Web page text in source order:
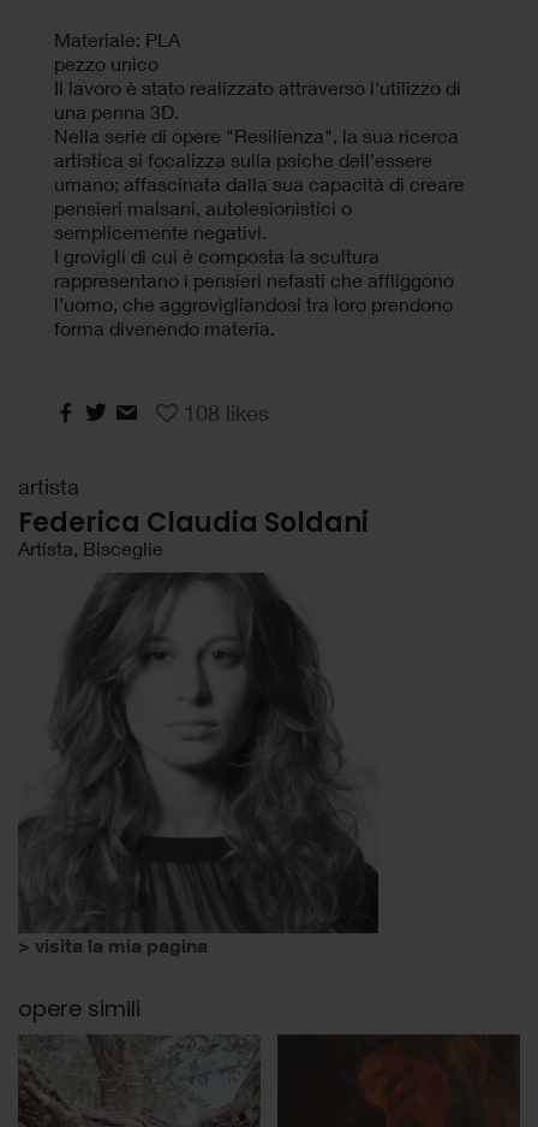
Materiale: PLA
pezzo unico
Il lavoro è stato realizzato attraverso l'utilizzo di
una penna 3D.
Nella serie di opere "Resilienza", la sua ricerca
artistica si focalizza sulla psiche dell’essere
umano; affascinata dalla sua capacità di creare
pensieri malsani, autolesionistici o
semplicemente negativi.
I grovigli di cui è composta la scultura
rappresentano i pensieri nefasti che affliggono
l’uomo, che aggrovigliandosi tra loro prendono
forma divenendo materia.
108 likes
artista
Federica Claudia Soldani
Artista, Bisceglie
> visita la mia pagina
opere simili